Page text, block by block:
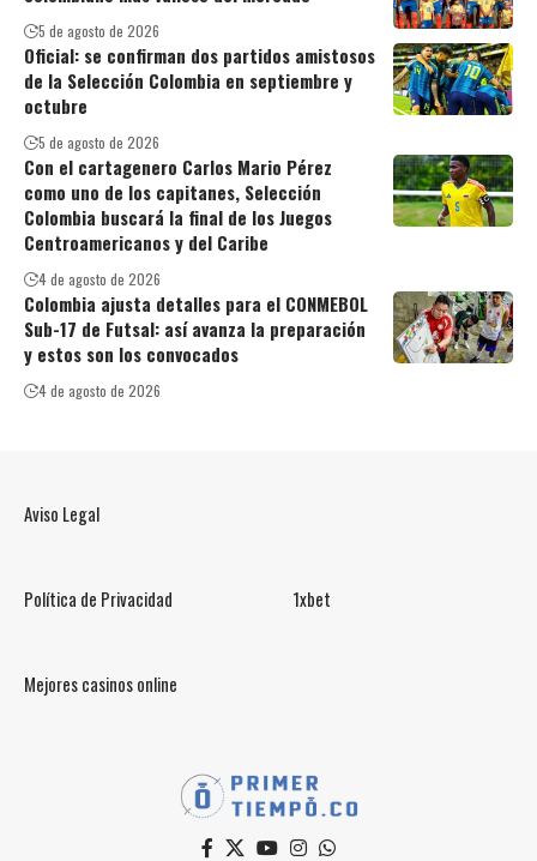
5 de agosto de 2026
Oficial: se confirman dos partidos amistosos
de la Selección Colombia en septiembre y
octubre
5 de agosto de 2026
Con el cartagenero Carlos Mario Pérez
como uno de los capitanes, Selección
Colombia buscará la final de los Juegos
Centroamericanos y del Caribe
4 de agosto de 2026
Colombia ajusta detalles para el CONMEBOL
Sub-17 de Futsal: así avanza la preparación
y estos son los convocados
4 de agosto de 2026
Aviso Legal
Política de Privacidad 1xbet
Mejores casinos online